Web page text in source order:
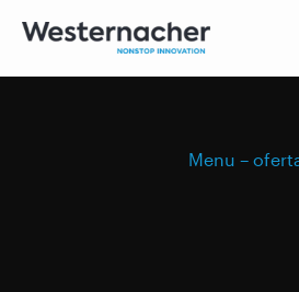
treści
Menu –